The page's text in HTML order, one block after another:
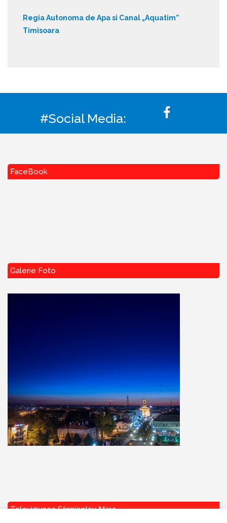
Regia Autonoma de Apa si Canal „Aquatim”
Timisoara
#Social Media:
FaceBook
Galerie Foto
Televiziunea Sânnicolau Mare